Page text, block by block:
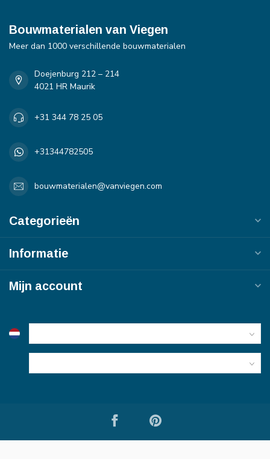
Bouwmaterialen van Viegen
Meer dan 1000 verschillende bouwmaterialen
Doejenburg 212 – 214
4021 HR Maurik
+31 344 78 25 05
+31344782505
bouwmaterialen@vanviegen.com
Categorieën
Informatie
Mijn account